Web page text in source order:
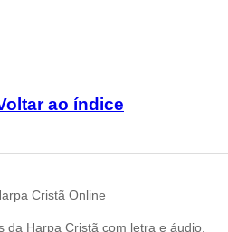
ao índice
Cristã Online
da Harpa Cristã com letra e áudio.